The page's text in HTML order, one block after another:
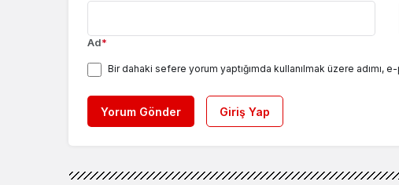
Ad*
Bir dahaki sefere yorum yaptığımda kullanılmak üzere
Yorum Gönder Giriş Yap